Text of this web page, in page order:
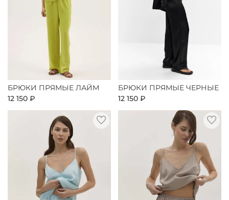
БРЮКИ ПРЯМЫЕ ЛАЙМ
12 150 ₽
БРЮКИ ПРЯМЫЕ ЧЕРНЫЕ
12 150 ₽